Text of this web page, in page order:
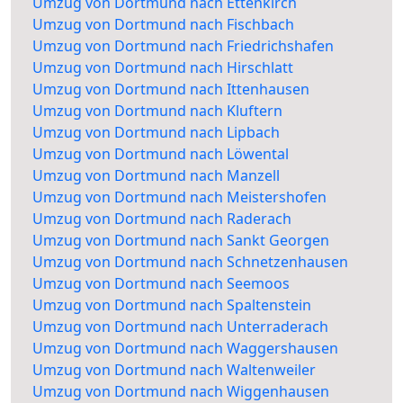
Umzug von Dortmund nach Fischbach
Umzug von Dortmund nach Friedrichshafen
Umzug von Dortmund nach Hirschlatt
Umzug von Dortmund nach Ittenhausen
Umzug von Dortmund nach Kluftern
Umzug von Dortmund nach Lipbach
Umzug von Dortmund nach Löwental
Umzug von Dortmund nach Manzell
Umzug von Dortmund nach Meistershofen
Umzug von Dortmund nach Raderach
Umzug von Dortmund nach Sankt Georgen
Umzug von Dortmund nach Schnetzenhausen
Umzug von Dortmund nach Seemoos
Umzug von Dortmund nach Spaltenstein
Umzug von Dortmund nach Unterraderach
Umzug von Dortmund nach Waggershausen
Umzug von Dortmund nach Waltenweiler
Umzug von Dortmund nach Wiggenhausen